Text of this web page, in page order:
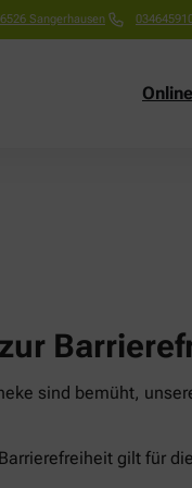
Sangerhausen
sind bemüht,
gilt für